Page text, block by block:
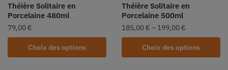
Théière Solitaire en
Porcelaine 480ml
79,00 €
Choix des options
Théière Solitaire en
Porcelaine 500ml
185,00 € – 199,00 €
Choix des options